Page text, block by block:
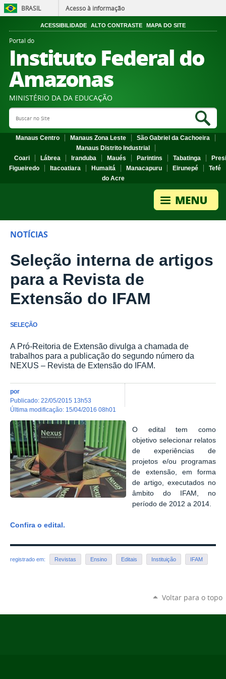
BRASIL Acesso à informação
ACESSIBILIDADE ALTO CONTRASTE MAPA DO SITE
Portal do
Instituto Federal do
Amazonas
MINISTÉRIO DA DA EDUCAÇÃO
Search Site
Manaus Centro Manaus Zona Leste
São Gabriel da Cachoeira
Manaus Distrito Industrial
Coari
Lábrea Iranduba Maués Parintins Tabatinga
Figueiredo
Itacoatiara Humaitá Manacapuru Eirunepé
Tefé
do Acre
NOTÍCIAS
Seleção interna de artigos
para a Revista de
Extensão do IFAM
SELEÇÃO
A Pró-Reitoria de Extensão divulga a chamada de
trabalhos para a publicação do segundo número da
NEXUS – Revista de Extensão do IFAM.
por
publicado: 22/05/2015 13h53
última modificação: 15/04/2016 08h01
O edital tem como
objetivo selecionar relatos
de experiências de
projetos e/ou programas
de extensão, em forma
de artigo, executados no
âmbito do IFAM, no
período de 2012 a 2014.
Confira o edital.
registrado em: Revistas Ensino Editais Instituição IFAM
Voltar para o topo